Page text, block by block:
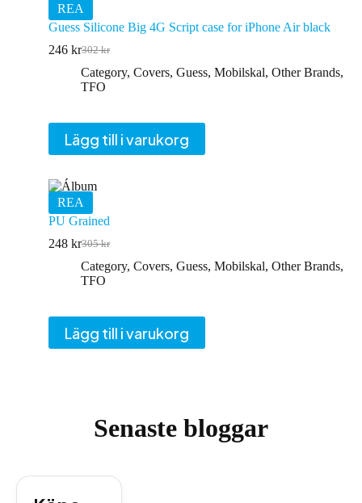
REA
Guess Silicone Big 4G Script case for iPhone Air black
302kr
Det
ursprungliga
priset
246 krDet
nuvarande
priset
Category, Covers, Guess, Mobilskal, Other Brands,
TFO
Lägg till i varukorg
REA
PU Grained
305kr
Det
ursprungliga
priset
248 krDet
nuvarande
priset
Category, Covers, Guess, Mobilskal, Other Brands,
TFO
Lägg till i varukorg
Senaste bloggar